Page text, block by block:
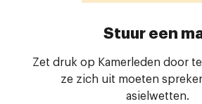
Stuur een
Zet druk op Kamerleden door
ze zich uit moeten
asielwetten.